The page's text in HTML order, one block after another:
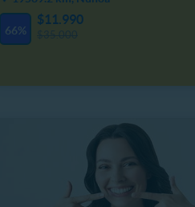
66%
$11.990